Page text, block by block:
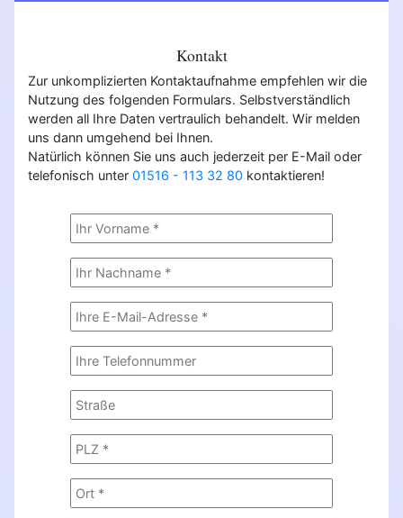
Kontakt
Zur unkomplizierten Kontaktaufnahme empfehlen wir die
Nutzung des folgenden Formulars. Selbstverständlich
werden all Ihre Daten vertraulich behandelt. Wir melden
uns dann umgehend bei Ihnen.
Natürlich können Sie uns auch jederzeit per E-Mail oder
telefonisch unter 01516 - 113 32 80 kontaktieren!